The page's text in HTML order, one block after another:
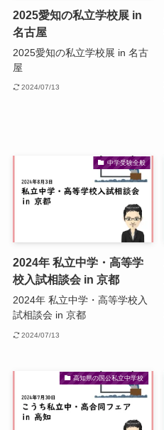
2025愛知の私立学校展 in
名古屋
2025愛知の私立学校展 in 名古
屋
2024/07/13
中学受験全般
2024年 私立中学・高等学
校入試相談会 in 京都
2024年 私立中学・高等学校入
試相談会 in 京都
2024/07/13
高知県の国公私立中学校